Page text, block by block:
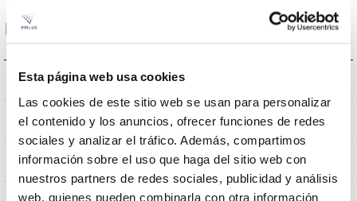
Esta página web usa cookies
Las cookies de este sitio web se usan para personalizar
el contenido y los anuncios, ofrecer funciones de redes
sociales y analizar el tráfico. Además, compartimos
información sobre el uso que haga del sitio web con
nuestros partners de redes sociales, publicidad y análisis
web, quienes pueden combinarla con otra información
Dados ópticos
Temperatura de cor
CRI Índice de repr. cromática ≥80
Óptica PC S-055